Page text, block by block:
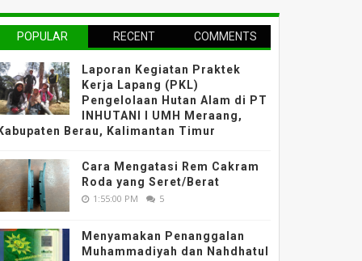
POPULAR RECENT COMMENTS
Laporan Kegiatan Praktek
Kerja Lapang (PKL)
Pengelolaan Hutan Alam di PT
INHUTANI I UMH Meraang,
Kabupaten Berau, Kalimantan Timur
Cara Mengatasi Rem Cakram
Roda yang Seret/Berat
1:55:00 PM 5
Menyamakan Penanggalan
Muhammadiyah dan Nahdhatul